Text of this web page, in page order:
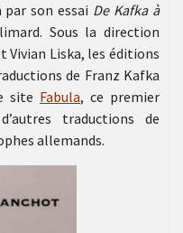
son essai De Kafka à
Sous la direction
Vivian Liska, les éditions
de Franz Kafka
site Fabula, ce premier
traductions de
allemands.